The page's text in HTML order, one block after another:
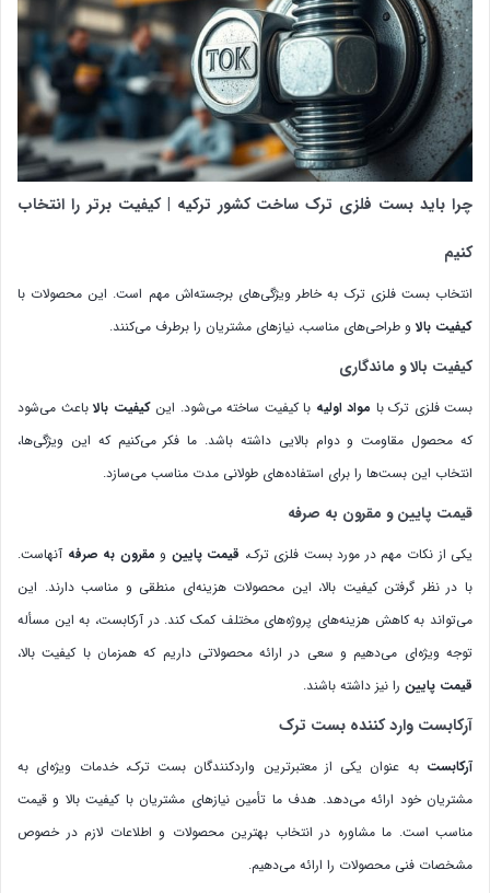
چرا باید بست فلزی ترک ساخت کشور ترکیه | کیفیت برتر را انتخاب
کنیم
انتخاب بست فلزی ترک به خاطر ویژگی‌های برجسته‌اش مهم است. این محصولات با
کیفیت بالا و طراحی‌های مناسب، نیازهای مشتریان را برطرف می‌کنند.
کیفیت بالا و ماندگاری
بست فلزی ترک با مواد اولیه با کیفیت ساخته می‌شود. اینکیفیت بالا باعث می‌شود
که محصول مقاومت و دوام بالایی داشته باشد. ما فکر می‌کنیم که این ویژگی‌ها،
انتخاب این بست‌ها را برای استفاده‌های طولانی مدت مناسب می‌سازد.
قیمت پایین و مقرون به صرفه
یکی از نکات مهم در مورد بست فلزی ترک، قیمت پایین و مقرون به صرفه آنهاست.
با در نظر گرفتن کیفیت بالا، این محصولات هزینه‌ای منطقی و مناسب دارند. این
می‌تواند به کاهش هزینه‌های پروژه‌های مختلف کمک کند. در آرکابست، به این مسأله
توجه ویژه‌ای می‌دهیم و سعی در ارائه محصولاتی داریم که همزمان با کیفیت بالا،
قیمت پایین را نیز داشته باشند.
آرکابست وارد کننده بست ترک
آرکابست به عنوان یکی از معتبرترین واردکنندگان بست ترک، خدمات ویژه‌ای به
مشتریان خود ارائه می‌دهد. هدف ما تأمین نیازهای مشتریان با کیفیت بالا و قیمت
مناسب است. ما مشاوره در انتخاب بهترین محصولات و اطلاعات لازم در خصوص
مشخصات فنی محصولات را ارائه می‌دهیم.